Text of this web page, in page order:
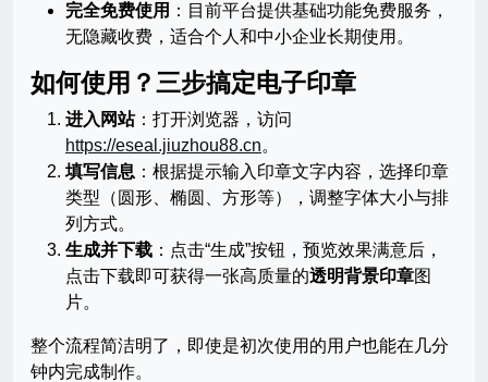
完全免费使用 ：目前平台提供基础功能免费服务，
无隐藏收费，适合个人和中小企业长期使用。
如何使用？三步搞定电子印章
进入网站：打开浏览器，访问
https://eseal.jiuzhou88.cn。
填写信息 ：根据提示输入印章文字内容，选择印章
类型（圆形、椭圆、方形等），调整字体大小与排
列方式。
生成并下载 ：点击“生成”按钮，预览效果满意后，
点击下载即可获得一张高质量的透明背景印章图
片。
整个流程简洁明了，即使是初次使用的用户也能在几分
钟内完成制作。